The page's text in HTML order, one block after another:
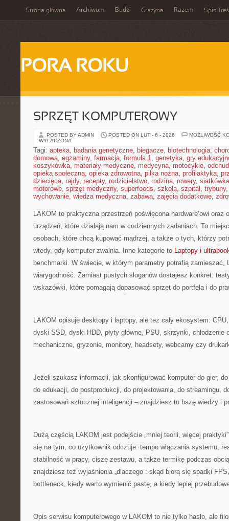
Strona główna Archiwum Budzi Grażyna Razem Spis
PORA ROKU
SPRZĘT KOMPUTEROWY
POSTED BY ADMIN POSTED ON LUT - 6 - 2026
MOŻLIWOŚĆ
WYŁĄCZONA
Tagi: apteka, badania genetyczne, biegacze, biotechnologia,
domowa, egzaminy, farmacja, formuła 1, genetyka, gry
koszykówka, materiały medyczne, medycyna, motocykle,
opieka społeczna, opieka zdrowotna, piłka nożna, profilaktyka,
dziecięca, rajdy, recepty, rodzicielstwo, rodzina, rowery, siatkówka
motorowe, sprzęt medyczny, superfoods, szkoła, szpital , trybuny
wychowanie, wiedza medyczna, zabawa, zajęcia dodatkowe,
LAKOM to praktyczna przestrzeń poświęcona hardware’owi oraz
urządzeń, które działają nam w codziennych zadaniach. To
osobach, które chcą kupować mądrzej, a także o tych, którzy
wtedy, gdy komputer zwalnia. Inne kategorie to Laptopy i
benchmarki. W świecie, w którym parametry potrafią zamieszać,
wiarygodność. Zamiast pustych sloganów dostajesz konkret:
wskazówki, które pomagają dopasować sprzęt do portfela i do
LAKOM opisuje desktopy i laptopy, ale też cały ekosystem:
dyski SSD, dyski HDD, płyty główne, PSU, skrzynki, chłodzenie
mechaniczne, gryzonie, monitory, headsety, webcamy czy
Jeżeli szukasz informacji, jak skonfigurować komputer do gier,
do edukacji, do postprodukcji, do projektowania, do streamingu,
zastosowań sztucznej inteligencji – znajdziesz tu bazę wiedzy i
Dużą częścią LAKOM jest podejście „mniej teorii, więcej
się na tym, co użytkownik odczuje: tempo włączania systemu,
stabilność w pracy, ciszę zestawu, a także termikę podczas
znajdziesz też wyjaśnienia „dlaczego”: skąd biorą się spadki
bottleneck, kiedy warto wymienić pastę, a kiedy lepiej
Opis serwisu komputerowego w LAKOM to nie tylko hasło, ale